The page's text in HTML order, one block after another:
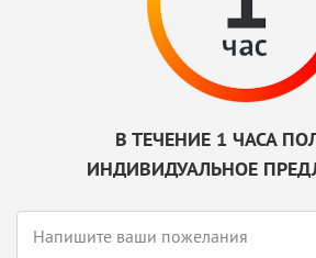
В ТЕЧЕНИЕ 1 ЧАСА
ИНДИВИДУАЛЬНОЕ